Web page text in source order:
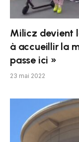
Milicz devient
à accueillir la
passe ici »
23 mai 2022